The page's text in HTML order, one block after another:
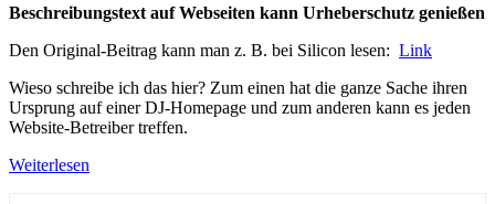
Beschreibungstext auf Webseiten kann Urheberschutz genießen
Den Original-Beitrag kann man z. B. bei Silicon lesen: Link
Wieso schreibe ich das hier? Zum einen hat die ganze Sache ihren
Ursprung auf einer DJ-Homepage und zum anderen kann es jeden
Website-Betreiber treffen.
Weiterlesen